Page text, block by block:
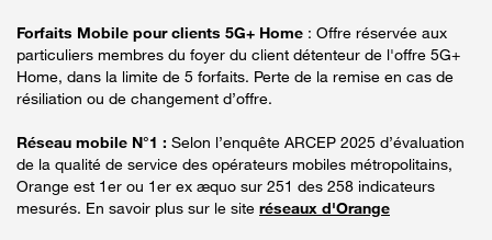
Forfaits Mobile pour clients 5G+ Home : Offre réservée aux
particuliers membres du foyer du client détenteur de l'offre 5G+
Home, dans la limite de 5 forfaits. Perte de la remise en cas de
résiliation ou de changement d’offre.
Réseau mobile N°1 : Selon l’enquête ARCEP 2025 d’évaluation
de la qualité de service des opérateurs mobiles métropolitains,
Orange est 1er ou 1er ex æquo sur 251 des 258 indicateurs
mesurés. En savoir plus sur le site réseaux d'Orange